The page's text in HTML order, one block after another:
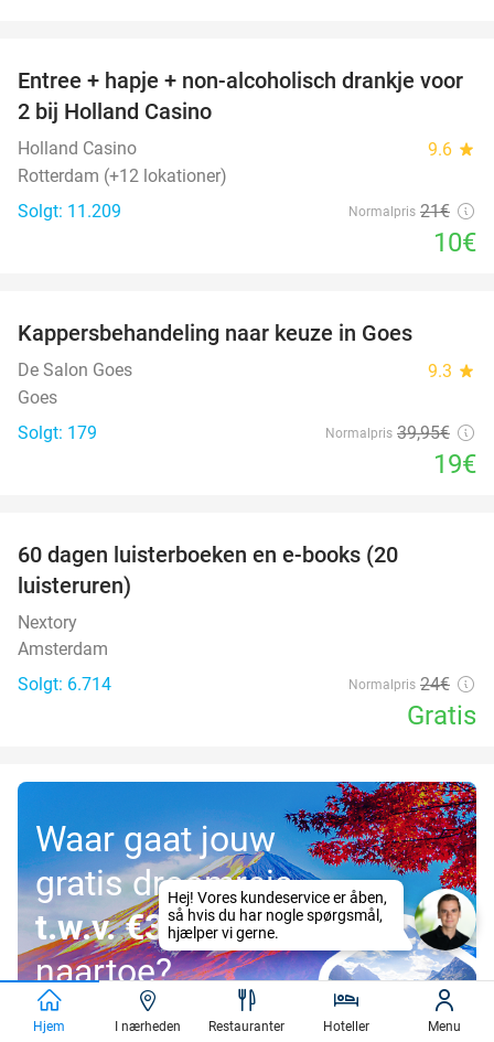
52%
Entree + hapje + non-alcoholisch drankje voor
2 bij Holland Casino
Holland Casino 9.6 star
Rotterdam (+12 lokationer)
Solgt: 11.209
Normalpris 21€
10€
Kappersbehandeling naar keuze in Goes
De Salon Goes 9.3 star
Goes
Solgt: 179
Normalpris 39,95€
19€
60 dagen luisterboeken en e-books (20
luisteruren)
Nextory
Amsterdam
Solgt: 6.714
Normalpris 24€
Gratis
Waar gaat jouw
gratis droomreis
t.w.v. €3.000
naartoe?
Doe mee!
Hjem I nærheden Restauranter Hoteller Menu